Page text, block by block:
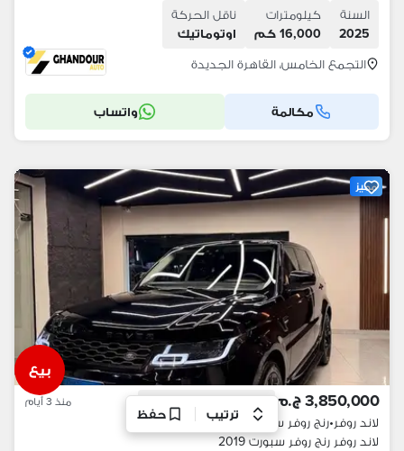
السنة
2025
كيلومترات
16,000 كم
ناقل الحركة
اوتوماتيك
التجمع الخامس، القاهرة الجديدة
مكالمة واتساب
مميز
3,850,000 ج.م دفعة الأولى1,155,000 ج.م منذ 3 أيام
لاند روفر•رنج روفر سبورت
لاند روفر رنج روفر سبورت 2019
بيع
ترتيب حفظ